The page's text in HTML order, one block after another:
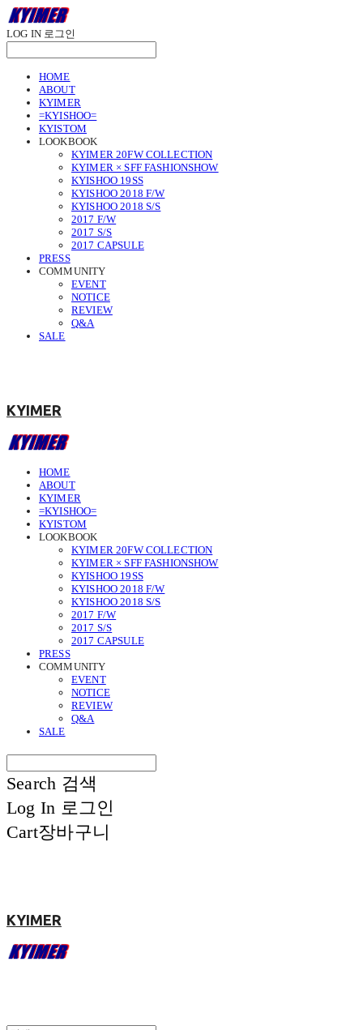
LOG IN 로그인
HOME
ABOUT
KYIMER
=KYISHOO=
KYISTOM
LOOKBOOK
KYIMER 20FW COLLECTION
KYIMER × SFF FASHIONSHOW
KYISHOO 19SS
KYISHOO 2018 F/W
KYISHOO 2018 S/S
2017 F/W
2017 S/S
2017 CAPSULE
PRESS
COMMUNITY
EVENT
NOTICE
REVIEW
Q&A
SALE
KYIMER
HOME
ABOUT
KYIMER
=KYISHOO=
KYISTOM
LOOKBOOK
KYIMER 20FW COLLECTION
KYIMER × SFF FASHIONSHOW
KYISHOO 19SS
KYISHOO 2018 F/W
KYISHOO 2018 S/S
2017 F/W
2017 S/S
2017 CAPSULE
PRESS
COMMUNITY
EVENT
NOTICE
REVIEW
Q&A
SALE
Search 검색
Log In 로그인
Cart장바구니
KYIMER